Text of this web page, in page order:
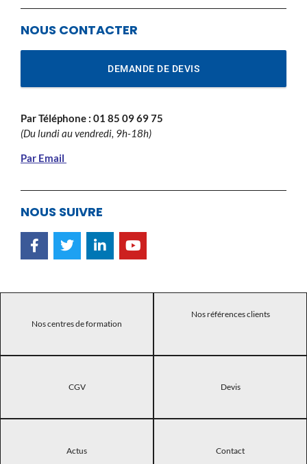
NOUS CONTACTER
DEMANDE DE DEVIS
Par Téléphone : 01 85 09 69 75
(Du lundi au vendredi, 9h-18h)
Par Email
NOUS SUIVRE
Nos centres de formation
Nos références clients
CGV Devis
Actus Contact